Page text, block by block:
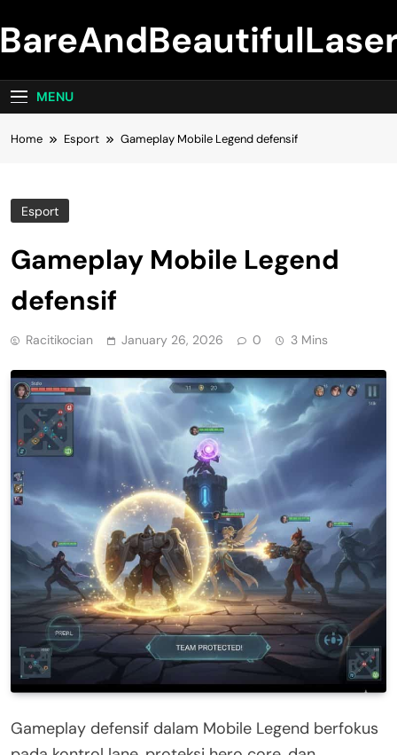
to
content
MENU
Home Esport Gameplay Mobile Legend defensif
Esport
Gameplay Mobile Legend
defensif
Racitikocian January 26, 2026 0 3 Mins
Gameplay defensif dalam Mobile Legend berfokus